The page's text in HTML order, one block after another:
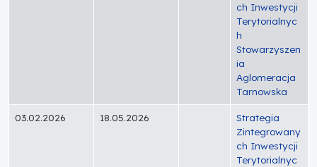
ch Inwestycji
Terytorialnyc
h
Stowarzyszen
ia
Aglomeracja
Tarnowska
03.02.2026 18.05.2026
Strategia
Zintegrowany
ch Inwestycji
Terytorialnyc